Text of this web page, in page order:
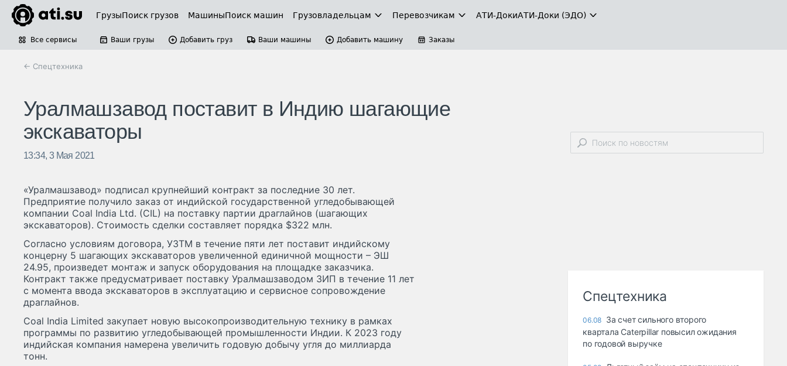
ГрузыПоиск грузов МашиныПоиск машин Грузовладельцам Перевозчикам АТИ-ДокиАТИ-Доки (ЭДО)
Все сервисы Ваши грузы Добавить груз Ваши машины Добавить машину Заказы
← Спецтехника
Уралмашзавод поставит в Индию шагающие
экскаваторы
13:34, 3 Мая 2021
«Уралмашзавод» подписал крупнейший контракт за последние 30 лет.
Предприятие получило заказ от индийской государственной угледобывающей
компании Coal India Ltd. (CIL) на поставку партии драглайнов (шагающих
экскаваторов). Стоимость сделки составляет порядка $322 млн.
Согласно условиям договора, УЗТМ в течение пяти лет поставит индийскому
концерну 5 шагающих экскаваторов увеличенной единичной мощности – ЭШ
24.95, произведет монтаж и запуск оборудования на площадке заказчика.
Контракт также предусматривает поставку Уралмашзаводом ЗИП в течение 11 лет
с момента ввода экскаваторов в эксплуатацию и сервисное сопровождение
драглайнов.
Coal India Limited закупает новую высокопроизводительную технику в рамках
программы по развитию угледобывающей промышленности Индии. К 2023 году
индийская компания намерена увеличить годовую добычу угля до миллиарда
тонн.
Спецтехника
06.08 За счет сильного второго
квартала Caterpillar повысил ожидания
по годовой выручке